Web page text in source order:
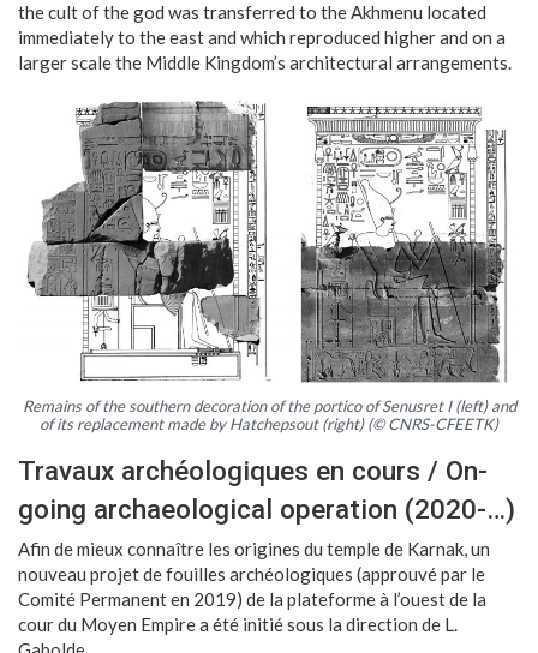
the cult of the god was transferred to the Akhmenu located
immediately to the east and which reproduced higher and on a
larger scale the Middle Kingdom’s architectural arrangements.
Remains of the southern decoration of the portico of Senusret I (left) and
of its replacement made by Hatchepsout (right) (© CNRS-CFEETK)
Travaux archéologiques en cours / On-
going archaeological operation (2020-…)
Afin de mieux connaître les origines du temple de Karnak, un
nouveau projet de fouilles archéologiques (approuvé par le
Comité Permanent en 2019) de la plateforme à l’ouest de la
cour du Moyen Empire a été initié sous la direction de L.